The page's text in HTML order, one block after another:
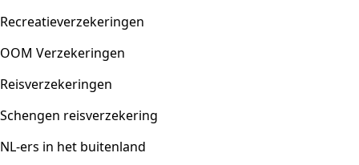
Recreatieverzekeringen
OOM Verzekeringen
Reisverzekeringen
Schengen reisverzekering
NL-ers in het buitenland